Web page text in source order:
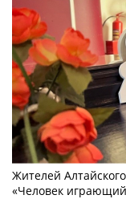
Жителей
«Человек